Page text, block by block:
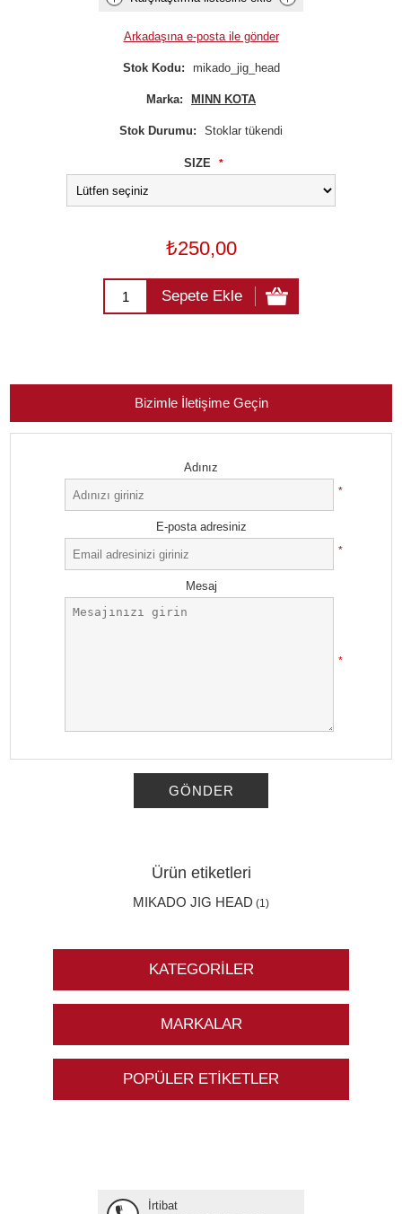
Arkadaşına e-posta ile gönder
Stok Kodu: mikado_jig_head
Marka: MINN KOTA
Stok Durumu: Stoklar tükendi
SIZE *
₺250,00
Sepete Ekle
Bizimle İletişime Geçin
Adınız
*
E-posta adresiniz
*
Mesaj
*
GÖNDER
Ürün etiketleri
MIKADO JIG HEAD (1)
KATEGORILER
MARKALAR
POPÜLER ETIKETLER
İrtibat